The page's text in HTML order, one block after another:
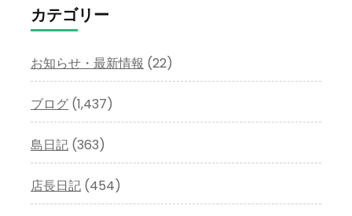
イ
ブ
カテゴリー
お知らせ・最新情報 (22)
ブログ (1,437)
島日記 (363)
店長日記 (454)